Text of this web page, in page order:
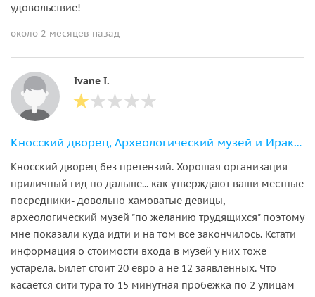
удовольствие!
около 2 месяцев назад
Ivane I.
Кносский дворец, Археологический музей и Ираклион из области Ираклион
Кносский дворец без претензий. Хорошая организация
приличный гид но дальше... как утверждают ваши местные
посредники- довольно хамоватые девицы,
археологический музей "по желанию трудящихся" поэтому
мне показали куда идти и на том все закончилось. Кстати
информация о стоимости входа в музей у них тоже
устарела. Билет стоит 20 евро а не 12 заявленных. Что
касается сити тура то 15 минутная пробежка по 2 улицам